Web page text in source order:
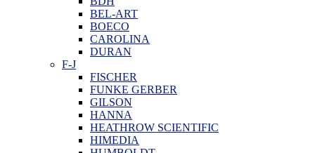
BEL-ART
BOECO
CAROLINA
DURAN
F-J
FISCHER
FUNKE GERBER
GILSON
HANNA
HEATHROW SCIENTIFIC
HIMEDIA